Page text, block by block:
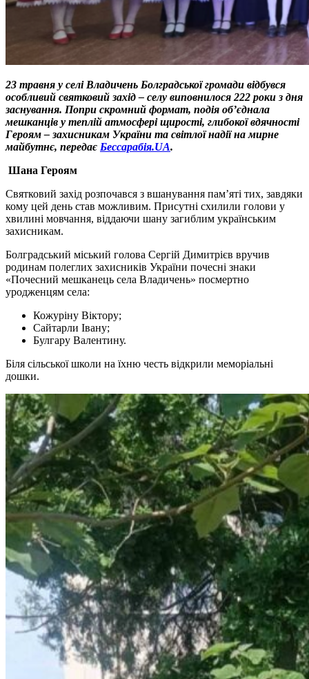
23 травня у селі Владичень Болградської громади відбувся
особливий святковий захід – селу виповнилося 222 роки з дня
заснування. Попри скромний формат, подія об’єднала
мешканців у теплій атмосфері щирості, глибокої вдячності
Героям – захисникам України та світлої надії на мирне
майбутнє, передає Бессарабія.UA.
Шана Героям
Святковий захід розпочався з вшанування пам’яті тих, завдяки
кому цей день став можливим. Присутні схилили голови у
хвилині мовчання, віддаючи шану загиблим українським
захисникам.
Болградський міський голова Сергій Димитрієв вручив
родинам полеглих захисників України почесні знаки
«Почесний мешканець села Владичень» посмертно
уродженцям села:
Кожуріну Віктору;
Сайтарли Івану;
Булгару Валентину.
Біля сільської школи на їхню честь відкрили меморіальні
дошки.